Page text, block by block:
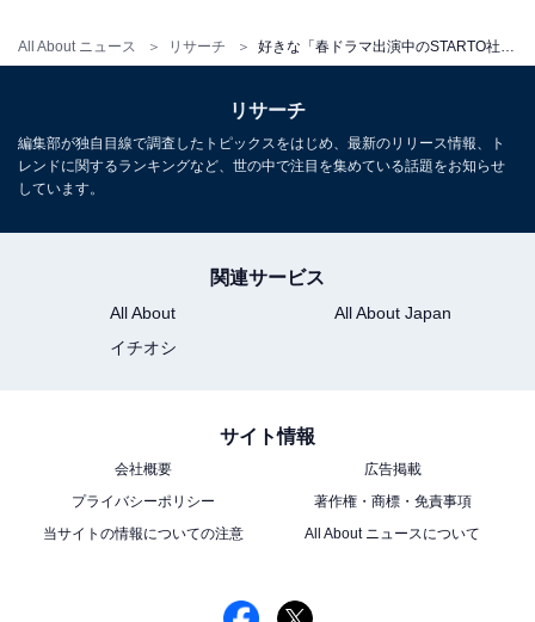
All About ニュース リサーチ
この記事の執筆者： ゆるま 小林
元テレビ局スタッフ
長年に渡ってテレビ局でバラエティー番組、情報番組などを制作。
を執筆。編集プロダクション「ゆるま」を立ち上げる。
次ページ
10位までの全ランキング結果を見
る
リサーチ
編集部が独自目線で調査したトピックスをはじめ、最新のリリース情報、ト
レンドに関するランキングなど、世の中で注目を集めている話題をお知らせ
しています。
関連サービス
All About
All About Japan
イチオシ
サイト情報
会社概要
広告掲載
プライバシーポリシー
著作権・商標・免責事項
当サイトの情報についての注意
All About ニュースについて